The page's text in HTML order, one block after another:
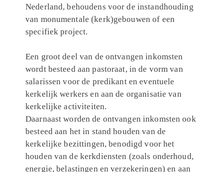
Nederland, behoudens voor de instandhouding
van monumentale (kerk)gebouwen of een
specifiek project.
Een groot deel van de ontvangen inkomsten
wordt besteed aan pastoraat, in de vorm van
salarissen voor de predikant en eventuele
kerkelijk werkers en aan de organisatie van
kerkelijke activiteiten.
Daarnaast worden de ontvangen inkomsten ook
besteed aan het in stand houden van de
kerkelijke bezittingen, benodigd voor het
houden van de kerkdiensten (zoals onderhoud,
energie, belastingen en verzekeringen) en aan